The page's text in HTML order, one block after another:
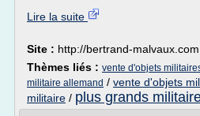
Lire la suite
Site : http://bertrand-malvaux.com
Thèmes liés : vente d'objets
militaire allemand / vente d'objets
militaire / plus grands